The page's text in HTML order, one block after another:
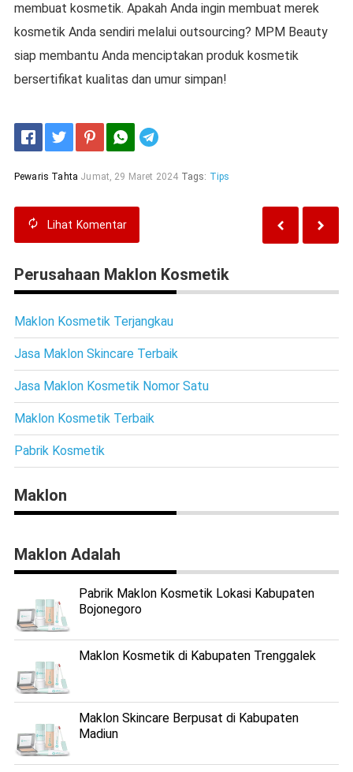
membuat kosmetik. Apakah Anda ingin membuat merek
kosmetik Anda sendiri melalui outsourcing? MPM Beauty
siap membantu Anda menciptakan produk kosmetik
bersertifikat kualitas dan umur simpan!
Pewaris Tahta Jumat, 29 Maret 2024 Tags: Tips
Lihat Komentar
Perusahaan Maklon Kosmetik
Maklon Kosmetik Terjangkau
Jasa Maklon Skincare Terbaik
Jasa Maklon Kosmetik Nomor Satu
Maklon Kosmetik Terbaik
Pabrik Kosmetik
Maklon
Maklon Adalah
Pabrik Maklon Kosmetik Lokasi Kabupaten
Bojonegoro
Maklon Kosmetik di Kabupaten Trenggalek
Maklon Skincare Berpusat di Kabupaten
Madiun